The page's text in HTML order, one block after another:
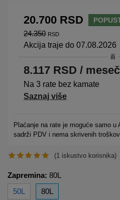
20.700 RSD
24.350 RSD
Akcija traje do 07.08.2026
ili
8.117 RSD /
Na 3 rate bez kamate
Saznaj više
Plaćanje na rate je moguće samo u
sadrži PDV i nema skrivenih
(1 iskustvo korisnika)
Zapremina: 80L
50L
80L